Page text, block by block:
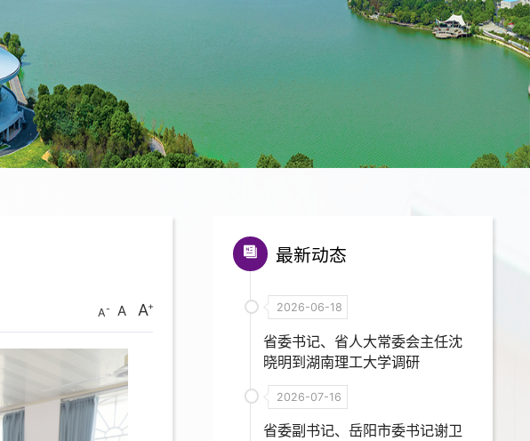
A A A
最新动态
2026-06-18
省委书记、省人大常委会主任沈
晓明到湖南理工大学调研
2026-07-16
省委副书记、岳阳市委书记谢卫